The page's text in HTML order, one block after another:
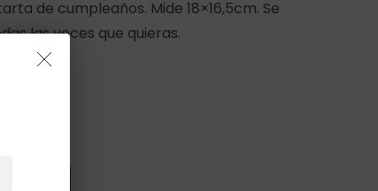
de cumpleaños. Mide 18×16,5cm. Se
las veces que quieras.